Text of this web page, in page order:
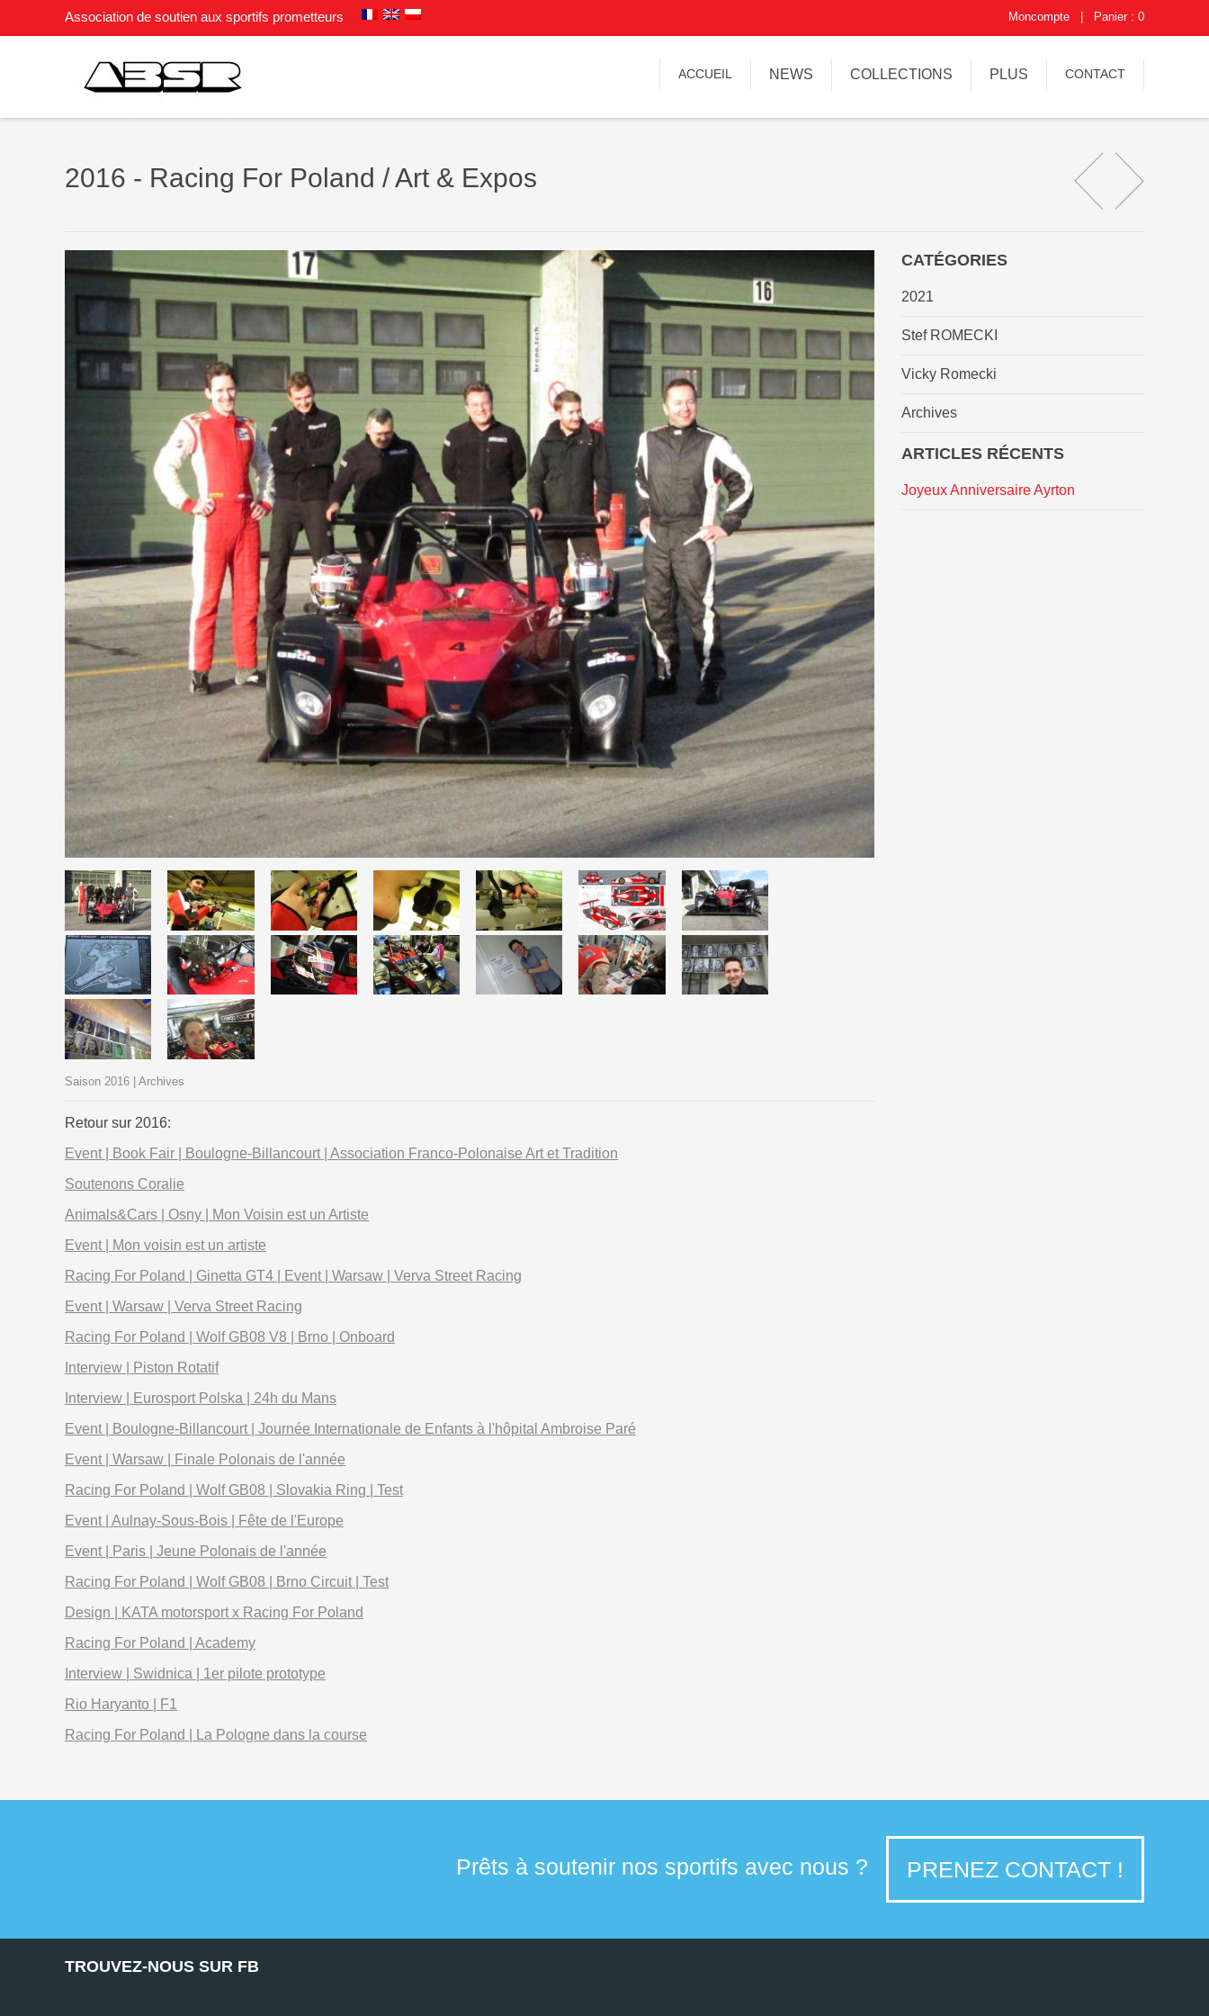
Association de soutien aux sportifs prometteurs Panier : 0
Moncompte
ACCUEIL NEWS COLLECTIONS PLUS CONTACT
2016 - Racing For Poland / Art & Expos
CATÉGORIES
2021
Stef ROMECKI
Vicky Romecki
Archives
ARTICLES RÉCENTS
Joyeux Anniversaire Ayrton
Saison 2016 | Archives
Retour sur 2016:
Event | Book Fair | Boulogne-Billancourt | Association Franco-Polonaise Art et Tradition
Soutenons Coralie
Animals&Cars | Osny | Mon Voisin est un Artiste
Event | Mon voisin est un artiste
Racing For Poland | Ginetta GT4 | Event | Warsaw | Verva Street Racing
Event | Warsaw | Verva Street Racing
Racing For Poland | Wolf GB08 V8 | Brno | Onboard
Interview | Piston Rotatif
Interview | Eurosport Polska | 24h du Mans
Event | Boulogne-Billancourt | Journée Internationale de Enfants à l'hôpital Ambroise Paré
Event | Warsaw | Finale Polonais de l'année
Racing For Poland | Wolf GB08 | Slovakia Ring | Test
Event | Aulnay-Sous-Bois | Fête de l'Europe
Event | Paris | Jeune Polonais de l'année
Racing For Poland | Wolf GB08 | Brno Circuit | Test
Design | KATA motorsport x Racing For Poland
Racing For Poland | Academy
Interview | Swidnica | 1er pilote prototype
Rio Haryanto | F1
Racing For Poland | La Pologne dans la course
PRENEZ CONTACT !
Prêts à soutenir nos sportifs avec nous ?
TROUVEZ-NOUS SUR FB